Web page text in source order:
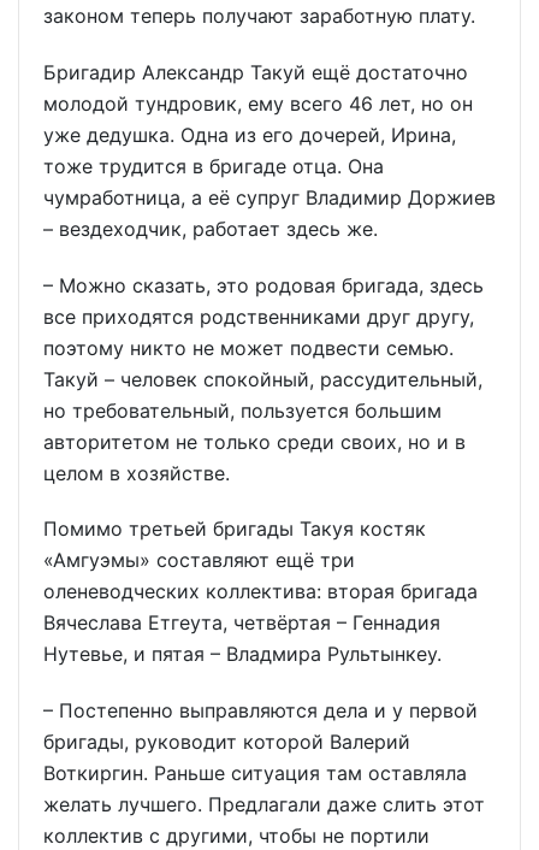
законом теперь получают заработную плату.
Бригадир Александр Такуй ещё достаточно
молодой тундровик, ему всего 46 лет, но он
уже дедушка. Одна из его дочерей, Ирина,
тоже трудится в бригаде отца. Она
чумработница, а её супруг Владимир Доржиев
– вездеходчик, работает здесь же.
– Можно сказать, это родовая бригада, здесь
все приходятся родственниками друг другу,
поэтому никто не может подвести семью.
Такуй – человек спокойный, рассудительный,
но требовательный, пользуется большим
авторитетом не только среди своих, но и в
целом в хозяйстве.
Помимо третьей бригады Такуя костяк
«Амгуэмы» составляют ещё три
оленеводческих коллектива: вторая бригада
Вячеслава Етгеута, четвёртая – Геннадия
Нутевье, и пятая – Владмира Рультынкеу.
– Постепенно выправляются дела и у первой
бригады, руководит которой Валерий
Воткиргин. Раньше ситуация там оставляла
желать лучшего. Предлагали даже слить этот
коллектив с другими, чтобы не портили